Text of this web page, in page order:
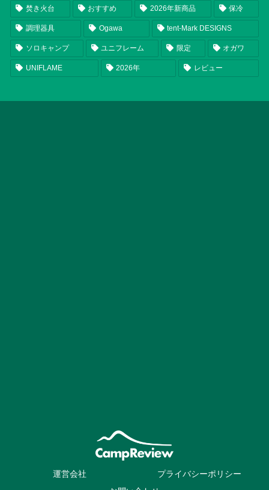
焚き火台 おすすめ 2026年新商品 保冷
調理器具 Ogawa tent-Mark DESIGNS
ソロキャンプ ユニフレーム 限定 オガワ
UNIFLAME 2026年 レビュー
運営会社
プライバシーポリシー